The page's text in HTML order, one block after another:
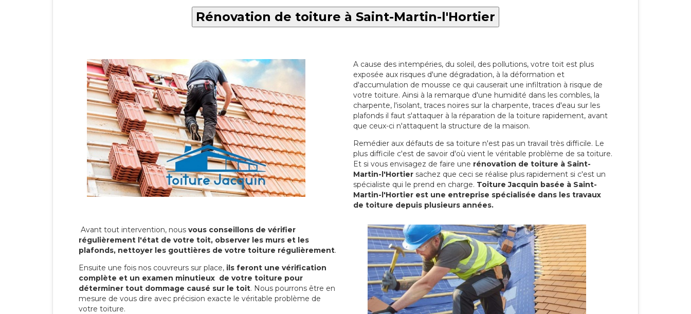
Rénovation de toiture à Saint-Martin-l'Hortier
A cause des intempéries, du soleil, des pollutions, votre toit est plus
exposée aux risques d'une dégradation, à la déformation et
d'accumulation de mousse ce qui causerait une infiltration à risque de
votre toiture. Ainsi à la remarque d'une humidité dans les combles, la
charpente, l'isolant, traces noires sur la charpente, traces d'eau sur les
plafonds il faut s'attaquer à la réparation de la toiture rapidement, avant
que ceux-ci n'attaquent la structure de la maison.
Remédier aux défauts de sa toiture n'est pas un travail très difficile. Le
plus difficile c'est de savoir d'où vient le véritable problème de sa toiture.
Et si vous envisagez de faire une rénovation de toiture à Saint-
Martin-l'Hortier sachez que ceci se réalise plus rapidement si c'est un
spécialiste qui le prend en charge. Toiture Jacquin basée à Saint-
Martin-l'Hortier est une entreprise spécialisée dans les travaux
de toiture depuis plusieurs années.
Avant tout intervention, nous vous conseillons de vérifier
régulièrement l'état de votre toit, observer les murs et les
plafonds, nettoyer les gouttières de votre toiture régulièrement.
Ensuite une fois nos couvreurs sur place, ils feront une vérification
complète et un examen minutieux de votre toiture pour
déterminer tout dommage causé sur le toit. Nous pourrons être en
mesure de vous dire avec précision exacte le véritable problème de
votre toiture.